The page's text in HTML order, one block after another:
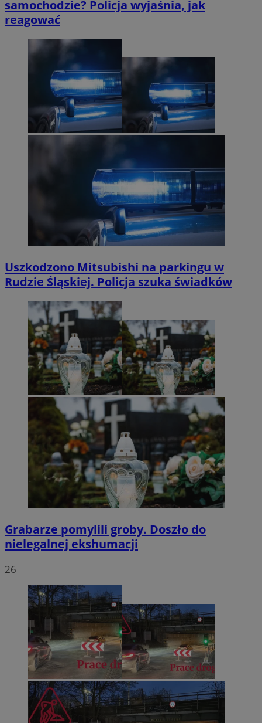
samochodzie? Policja wyjaśnia, jak
reagować
Uszkodzono Mitsubishi na parkingu w
Rudzie Śląskiej. Policja szuka świadków
Grabarze pomylili groby. Doszło do
nielegalnej ekshumacji
26